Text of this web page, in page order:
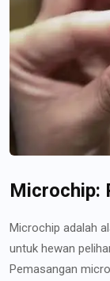
Microchip:
Microchip adalah
untuk hewan
Pemasangan